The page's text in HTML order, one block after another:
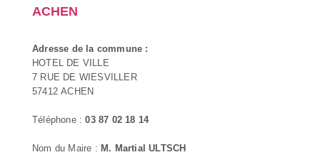
ACHEN
Adresse de la commune :
HOTEL DE VILLE
7 RUE DE WIESVILLER
57412 ACHEN
Téléphone :03 87 02 18 14
Nom du Maire : M. Martial ULTSCH